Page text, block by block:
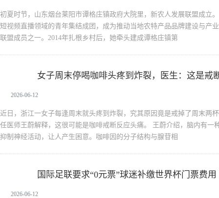
初夏时节，山东烟台莱阳市谭格庄镇政府大院里，新农人发展联盟成立
短视频直播领域的青年集结成团，成为推动当地农特产品品牌建设与产
联盟成员之一。2014年扎根乡村后，她牵头建成谭格庄镇第
女子周末停喝咖啡头疼到炸裂，医生：这是戒
2026-06-12
近日，浙江一女子每逢周末就头疼到炸裂，究其原因竟是戒掉了周末两
任医师王蔚解释，这很可能是咖啡戒断反应头痛。 王蔚介绍，脑内有一
抑制神经活动，让人产生困意。咖啡因的分子结构与腺苷相
国际足联要求“0元票”球迷补缴世界杯门票费用
2026-06-12